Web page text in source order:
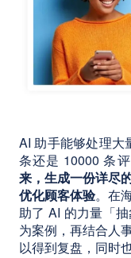
AI 助手能够处理大
条还是 10000 条评
来，生成一份详尽
优化顾客体验。在
助了 AI 的力量「
为案例，再结合人
以得到复盘，同时